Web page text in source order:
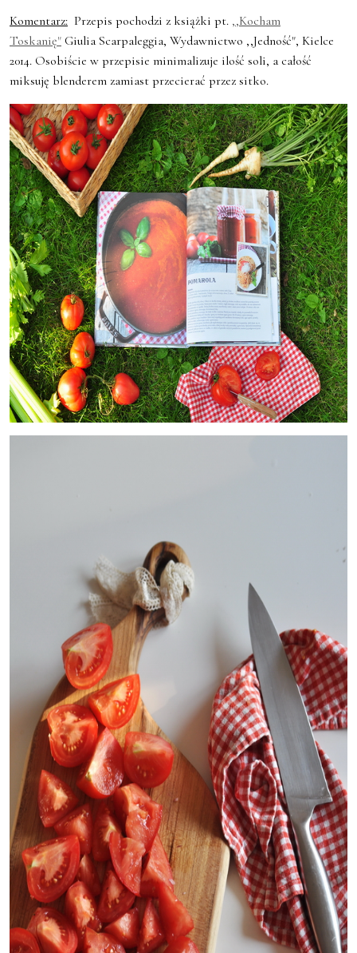
Komentarz: Przepis pochodzi z książki pt. ,,Kocham
Toskanię" Giulia Scarpaleggia, Wydawnictwo ,,Jedność", Kielce
2014. Osobiście w przepisie minimalizuje ilość soli, a całość
miksuję blenderem zamiast przecierać przez sitko.